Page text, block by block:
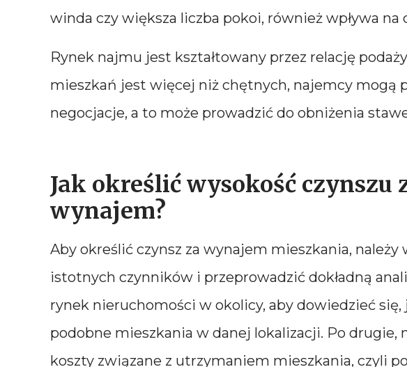
winda czy większa liczba pokoi, również wpływa na
Rynek najmu jest kształtowany przez relację
mieszkań jest więcej niż chętnych, najemcy mogą
negocjacje, a to może prowadzić do obniżenia
Jak określić wysokość czynszu
wynajem?
Aby określić czynsz za wynajem mieszkania,
istotnych czynników i przeprowadzić dokładną
rynek nieruchomości w okolicy, aby dowiedzieć
podobne mieszkania w danej lokalizacji. Po drugie,
koszty związane z utrzymaniem mieszkania, czyli